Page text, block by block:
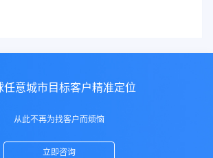
任意城市目标客户精准定位
从此不再为找客户而烦恼
立即咨询